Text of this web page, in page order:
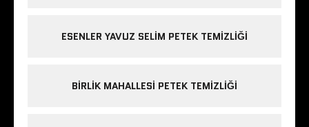
ESENLER YAVUZ SELIM PETEK TEMIZLIĞI
BIRLIK MAHALLESI PETEK TEMIZLIĞI